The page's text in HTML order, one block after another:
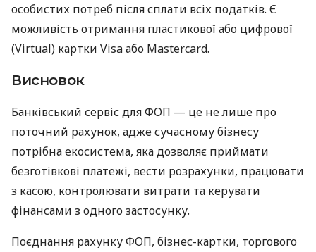
особистих потреб після сплати всіх податків. Є
можливість отримання пластикової або цифрової
(Virtual) картки Visa або Mastercard.
Висновок
Банківський сервіс для ФОП — це не лише про
поточний рахунок, адже сучасному бізнесу
потрібна екосистема, яка дозволяє приймати
безготівкові платежі, вести розрахунки, працювати
з касою, контролювати витрати та керувати
фінансами з одного застосунку.
Поєднання рахунку ФОП, бізнес-картки, торгового